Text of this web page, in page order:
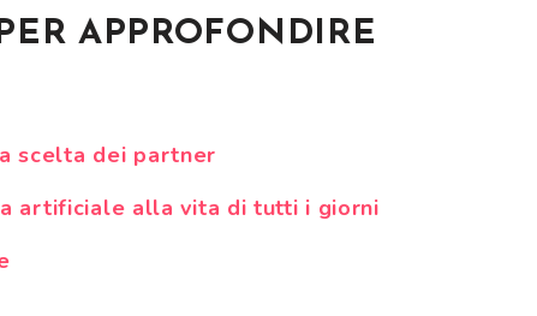
APPROFONDIRE
scelta dei partner
artificiale alla vita di tutti i giorni